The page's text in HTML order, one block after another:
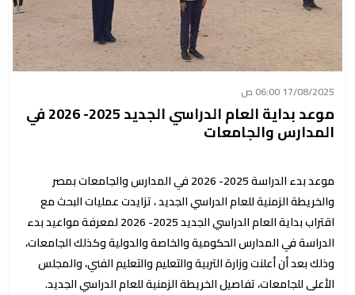
17/08/2025 06:00 ص
موعد بداية العام الدراسي الجديد 2025- 2026 في
المدارس والجامعات
موعد بدء الدراسة 2025- 2026 في المدارس والجامعات بمصر
والخريطة الزمنية للعام الدراسي الجديد ، تزايدت عمليات البحث مع
اقتراب بداية العام الدراسي الجديد 2025- 2026 لمعرفة مواعيد بدء
الدراسة في المدارس الحكومية والخاصة والدولية وكذلك الجامعات،
وذلك بعد أن أعلنت وزارة التربية والتعليم والتعليم الفني، والمجلس
الأعلى للجامعات، تفاصيل الخريطة الزمنية للعام الدراسي الجديد.